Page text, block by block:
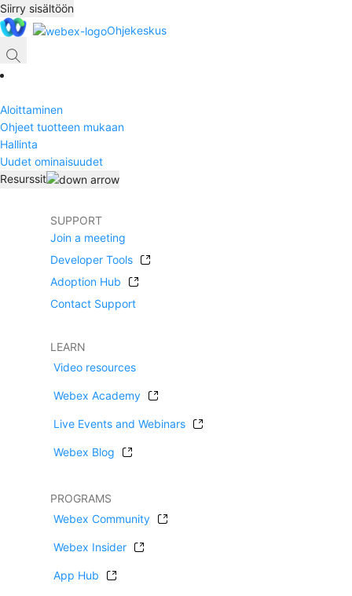
Siirry sisältöön
Ohjekeskus
Aloittaminen
Ohjeet tuotteen mukaan
Hallinta
Uudet ominaisuudet
Resurssit
SUPPORT
Join a meeting
Developer Tools
Adoption Hub
Contact Support
LEARN
Video resources
Webex Academy
Live Events and Webinars
Webex Blog
PROGRAMS
Webex Community
Webex Insider
App Hub